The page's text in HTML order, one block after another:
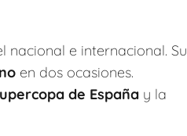
nacional e internacional. Su
en dos ocasiones.
de España y la